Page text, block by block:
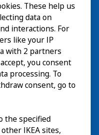
These help us
data on
interactions. For
like your IP
with 2 partners
you consent
processing. To
consent, go to
the specified
IKEA sites,